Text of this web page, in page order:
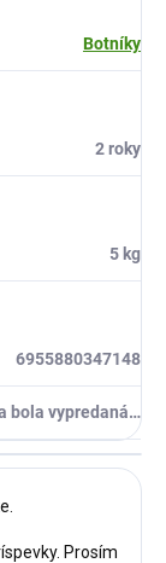
Botníky
2 roky
5 kg
6955880347148
bola vypredaná…
Prosím